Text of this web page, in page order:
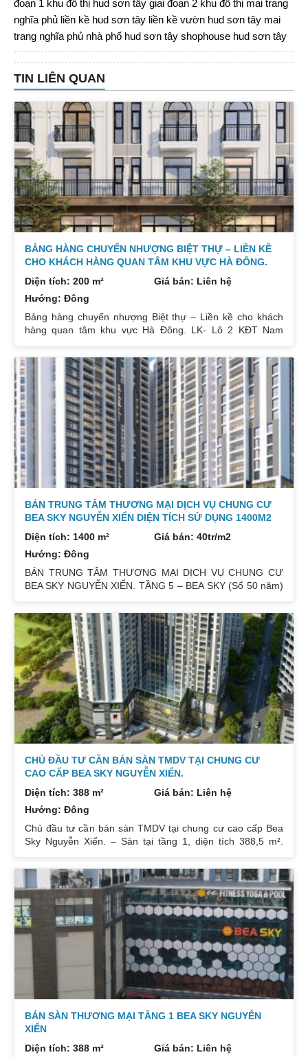
đoạn 1 khu đô thị hud sơn tây giai đoạn 2 khu đô thị mai trang
nghĩa phủ liền kề hud sơn tây liền kề vườn hud sơn tây mai
trang nghĩa phủ nhà phố hud sơn tây shophouse hud sơn tây
TIN LIÊN QUAN
BẢNG HÀNG CHUYỂN NHƯỢNG BIỆT THỰ – LIỀN KỀ
CHO KHÁCH HÀNG QUAN TÂM KHU VỰC HÀ ĐÔNG.
Diện tích: 200 m²
Giá bán: Liên hệ
Hướng: Đông
Bảng hàng chuyển nhượng Biệt thự – Liền kề cho khách
hàng quan tâm khu vực Hà Đông. LK- Lô 2 KĐT Nam
hoàn thiện. Đang cho thuê Giá chào 15 tỷ. Căn 18- Lô 9
KĐT Nam Thắng, 67 Phùng Khoang DT: 123m x 5 tầng, lô
góc, đã hoàn thiện. Tầng 1 cho thuê 22tr, tầng 2 10tr/tháng
Giá chào 25,5 tỷ. LK 6B-33 Làng Việt Kiều DT: 77m x 4
tầng Giá chào 16,2 tỷ
BÁN TRUNG TÂM THƯƠNG MẠI DỊCH VỤ CHUNG CƯ
BEA SKY NGUYỄN XIỂN DIỆN TÍCH SỬ DỤNG 1400M2
Diện tích: 1400 m²
Giá bán: 40tr/m2
Hướng: Đông
BÁN TRUNG TÂM THƯƠNG MẠI DỊCH VỤ CHUNG CƯ
BEA SKY NGUYỄN XIỂN. TẦNG 5 – BEA SKY (Sổ 50 năm)
Sử dụng thêm 650m2 ngoài sổ. Liên hệ : 0832133366
CHỦ ĐẦU TƯ CẦN BÁN SÀN TMDV TẠI CHUNG CƯ
CAO CẤP BEA SKY NGUYỄN XIỂN.
Diện tích: 388 m²
Giá bán: Liên hệ
Hướng: Đông
Chủ đầu tư cần bán sàn TMDV tại chung cư cao cấp Bea
Sky Nguyễn Xiển. – Sàn tại tầng 1, diện tích 388,5 m².
5 năm từ 01/06/2022, thanh toán 1 năm/lần (tương đương
2.2 tỷ/lần). – Sàn tại tầng 1, diện tích 312,71m². Hợp đồng
thuê còn 3 năm từ 01/04/2021, tiền thuê 74tr/tháng. – Sàn
tại tầng 5, diện tích sổ: 852,93m². Giá bán: 30tr/m². Đang
cho thuê Fitness 150tr/tháng. Quý khách liên hệ :
0832133366
BÁN SÀN THƯƠNG MẠI TẦNG 1 BEA SKY NGUYỄN
XIỂN
Diện tích: 388 m²
Giá bán: Liên hệ